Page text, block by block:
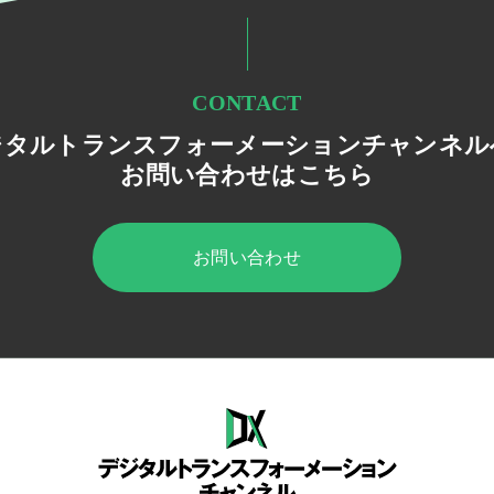
CONTACT
ルトランスフォーメーションチャンネ
お問い合わせはこちら
お問い合わせ